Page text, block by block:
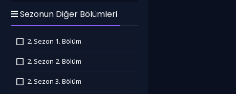
Sezonun Diğer Bölümleri
2. Sezon 1. Bölüm
2. Sezon 2. Bölüm
2. Sezon 3. Bölüm